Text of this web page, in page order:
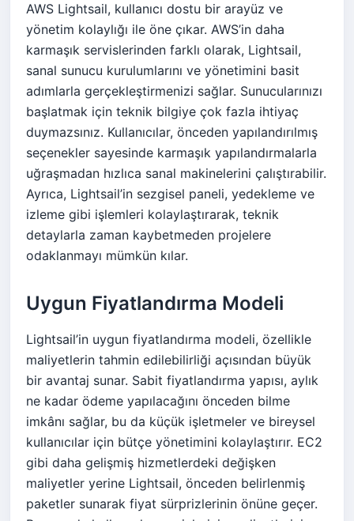
AWS Lightsail, kullanıcı dostu bir arayüz ve
yönetim kolaylığı ile öne çıkar. AWS’in daha
karmaşık servislerinden farklı olarak, Lightsail,
sanal sunucu kurulumlarını ve yönetimini basit
adımlarla gerçekleştirmenizi sağlar. Sunucularınızı
başlatmak için teknik bilgiye çok fazla ihtiyaç
duymazsınız. Kullanıcılar, önceden yapılandırılmış
seçenekler sayesinde karmaşık yapılandırmalarla
uğraşmadan hızlıca sanal makinelerini çalıştırabilir.
Ayrıca, Lightsail’in sezgisel paneli, yedekleme ve
izleme gibi işlemleri kolaylaştırarak, teknik
detaylarla zaman kaybetmeden projelere
odaklanmayı mümkün kılar.
Uygun Fiyatlandırma Modeli
Lightsail’in uygun fiyatlandırma modeli, özellikle
maliyetlerin tahmin edilebilirliği açısından büyük
bir avantaj sunar. Sabit fiyatlandırma yapısı, aylık
ne kadar ödeme yapılacağını önceden bilme
imkânı sağlar, bu da küçük işletmeler ve bireysel
kullanıcılar için bütçe yönetimini kolaylaştırır. EC2
gibi daha gelişmiş hizmetlerdeki değişken
maliyetler yerine Lightsail, önceden belirlenmiş
paketler sunarak fiyat sürprizlerinin önüne geçer.